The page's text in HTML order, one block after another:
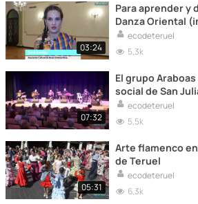
03:24
Para aprender y
Danza Oriental
Bollywood), la
Teruel
ecodeteruel
5,3k
07:32
El grupo
social de San
ecodeteruel
5,5k
05:31
Arte flamenco
de Teruel
ecodeteruel
6,3k